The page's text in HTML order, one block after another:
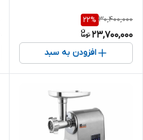
30,400,000
22%
23,700,000
افزودن به سبد